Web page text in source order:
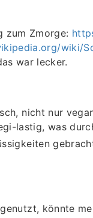
zum Zmorge:
wiki/
war lecker.
nicht nur
lastig, was
könnte